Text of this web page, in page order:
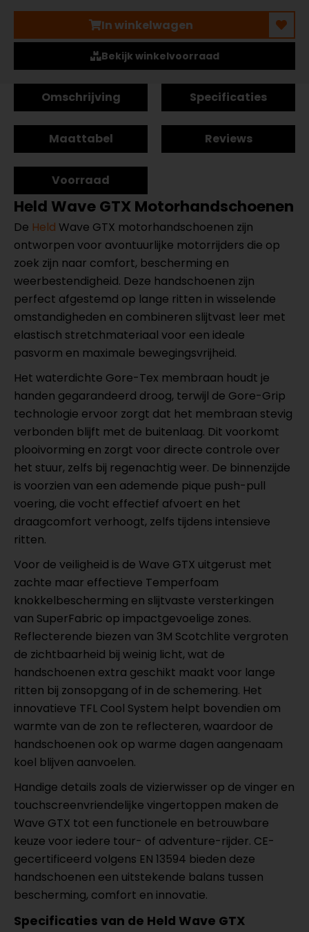
In winkelwagen
Bekijk winkelvoorraad
Omschrijving Specificaties
Maattabel Reviews
Voorraad
Held Wave GTX Motorhandschoenen
De Held Wave GTX motorhandschoenen zijn
ontworpen voor avontuurlijke motorrijders die op
zoek zijn naar comfort, bescherming en
weerbestendigheid. Deze handschoenen zijn
perfect afgestemd op lange ritten in wisselende
omstandigheden en combineren slijtvast leer met
elastisch stretchmateriaal voor een ideale
pasvorm en maximale bewegingsvrijheid.
Het waterdichte Gore-Tex membraan houdt je
handen gegarandeerd droog, terwijl de Gore-Grip
technologie ervoor zorgt dat het membraan stevig
verbonden blijft met de buitenlaag. Dit voorkomt
plooivorming en zorgt voor directe controle over
het stuur, zelfs bij regenachtig weer. De binnenzijde
is voorzien van een ademende pique push-pull
voering, die vocht effectief afvoert en het
draagcomfort verhoogt, zelfs tijdens intensieve
ritten.
Voor de veiligheid is de Wave GTX uitgerust met
zachte maar effectieve Temperfoam
knokkelbescherming en slijtvaste versterkingen
van SuperFabric op impactgevoelige zones.
Reflecterende biezen van 3M Scotchlite vergroten
de zichtbaarheid bij weinig licht, wat de
handschoenen extra geschikt maakt voor lange
ritten bij zonsopgang of in de schemering. Het
innovatieve TFL Cool System helpt bovendien om
warmte van de zon te reflecteren, waardoor de
handschoenen ook op warme dagen aangenaam
koel blijven aanvoelen.
Handige details zoals de vizierwisser op de vinger en
touchscreenvriendelijke vingertoppen maken de
Wave GTX tot een functionele en betrouwbare
keuze voor iedere tour- of adventure-rijder. CE-
gecertificeerd volgens EN 13594 bieden deze
handschoenen een uitstekende balans tussen
bescherming, comfort en innovatie.
Specificaties van de Held Wave GTX